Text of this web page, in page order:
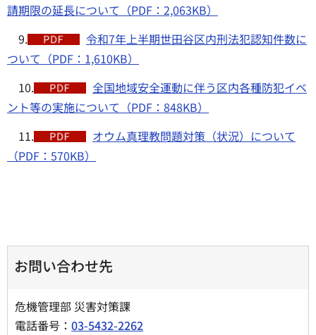
請期限の延長について（PDF：2,063KB）
9.
令和7年上半期世田谷区内刑法犯認知件数に
ついて（PDF：1,610KB）
10.
全国地域安全運動に伴う区内各種防犯イベ
ント等の実施について（PDF：848KB）
11.
オウム真理教問題対策（状況）について
（PDF：570KB）
お問い合わせ先
危機管理部 災害対策課
電話番号： 03-5432-2262